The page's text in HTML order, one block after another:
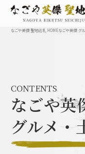
なごや英傑
なごや英傑
なごや英傑 グ
なごや英傑 聖地巡礼 HOMEなごや英傑 グ
CONTENTS
なごや英
グルメ・